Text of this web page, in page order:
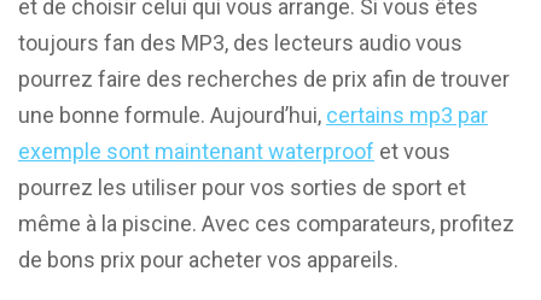
et de choisir celui qui vous arrange. Si vous êtes
toujours fan des MP3, des lecteurs audio vous
pourrez faire des recherches de prix afin de trouver
une bonne formule. Aujourd’hui, certains mp3 par
exemple sont maintenant waterproof et vous
pourrez les utiliser pour vos sorties de sport et
même à la piscine. Avec ces comparateurs, profitez
de bons prix pour acheter vos appareils.